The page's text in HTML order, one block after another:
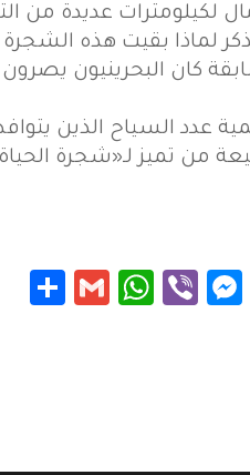
لكيلومترات عديدة من
لماذا بقيت هذه الشجرة
كان البحرينيون يصرون
من تميز لـ«شجرة
Facebook
Messenger
Viber
Gmail